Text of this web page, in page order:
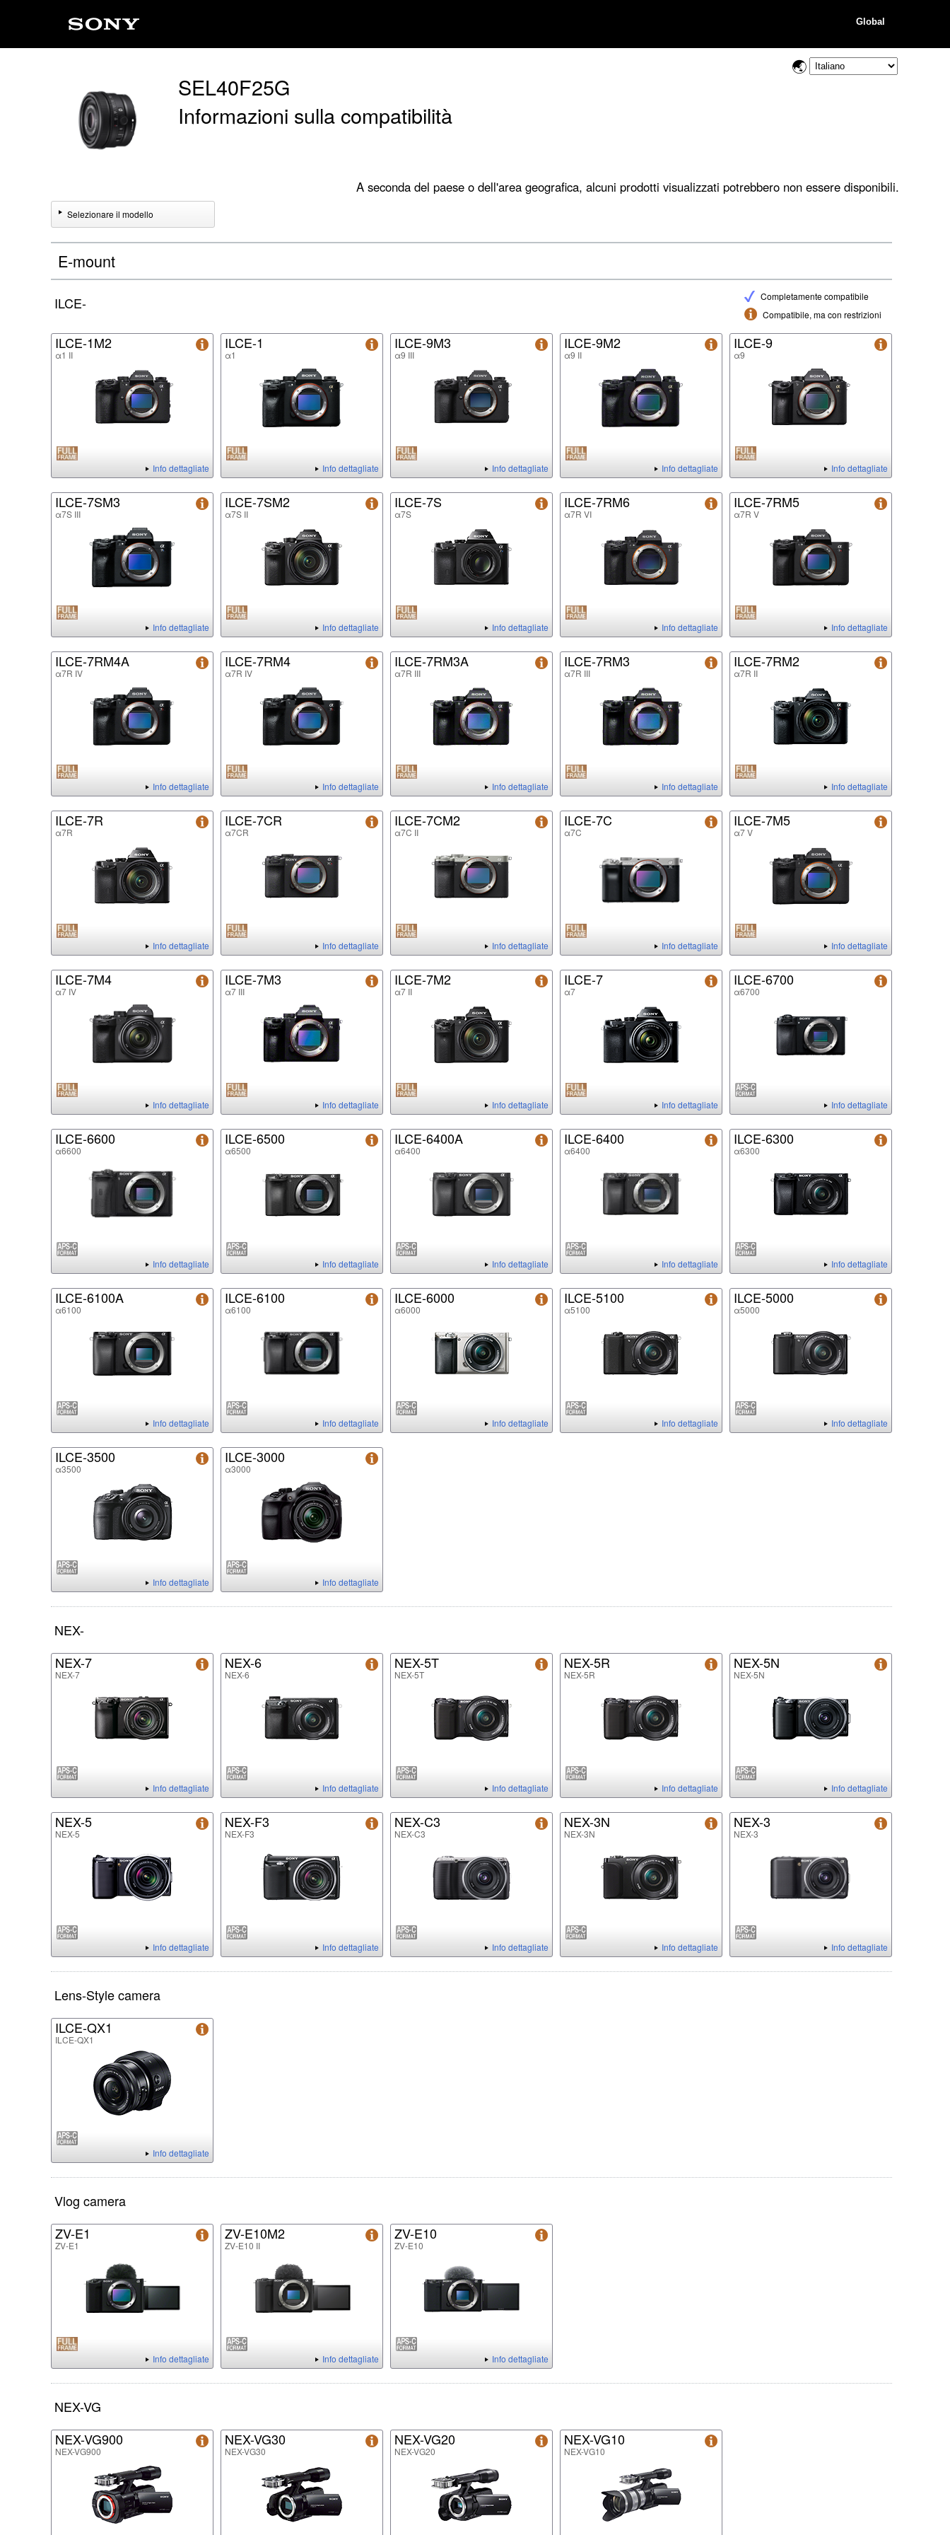
Global
SEL40F25G
Informazioni sulla compatibilità
A seconda del paese o dell'area geografica, alcuni prodotti visualizzati potrebbero non essere disponibili.
Selezionare il modello
E-mount
Completamente compatibile
Compatibile, ma con restrizioni
ILCE-
ILCE-1M2
α1 II
Info dettagliate
ILCE-1
α1
Info dettagliate
ILCE-9M3
α9 III
Info dettagliate
ILCE-9M2
α9 II
Info dettagliate
ILCE-9
α9
Info dettagliate
ILCE-7SM3
α7S III
Info dettagliate
ILCE-7SM2
α7S II
Info dettagliate
ILCE-7S
α7S
Info dettagliate
ILCE-7RM6
α7R VI
Info dettagliate
ILCE-7RM5
α7R V
Info dettagliate
ILCE-7RM4A
α7R IV
Info dettagliate
ILCE-7RM4
α7R IV
Info dettagliate
ILCE-7RM3A
α7R III
Info dettagliate
ILCE-7RM3
α7R III
Info dettagliate
ILCE-7RM2
α7R II
Info dettagliate
ILCE-7R
α7R
Info dettagliate
ILCE-7CR
α7CR
Info dettagliate
ILCE-7CM2
α7C II
Info dettagliate
ILCE-7C
α7C
Info dettagliate
ILCE-7M5
α7 V
Info dettagliate
ILCE-7M4
α7 IV
Info dettagliate
ILCE-7M3
α7 III
Info dettagliate
ILCE-7M2
α7 II
Info dettagliate
ILCE-7
α7
Info dettagliate
ILCE-6700
α6700
Info dettagliate
ILCE-6600
α6600
Info dettagliate
ILCE-6500
α6500
Info dettagliate
ILCE-6400A
α6400
Info dettagliate
ILCE-6400
α6400
Info dettagliate
ILCE-6300
α6300
Info dettagliate
ILCE-6100A
α6100
Info dettagliate
ILCE-6100
α6100
Info dettagliate
ILCE-6000
α6000
Info dettagliate
ILCE-5100
α5100
Info dettagliate
ILCE-5000
α5000
Info dettagliate
ILCE-3500
α3500
Info dettagliate
ILCE-3000
α3000
Info dettagliate
NEX-
NEX-7
NEX-7
Info dettagliate
NEX-6
NEX-6
Info dettagliate
NEX-5T
NEX-5T
Info dettagliate
NEX-5R
NEX-5R
Info dettagliate
NEX-5N
NEX-5N
Info dettagliate
NEX-5
NEX-5
Info dettagliate
NEX-F3
NEX-F3
Info dettagliate
NEX-C3
NEX-C3
Info dettagliate
NEX-3N
NEX-3N
Info dettagliate
NEX-3
NEX-3
Info dettagliate
Lens-Style camera
ILCE-QX1
ILCE-QX1
Info dettagliate
Vlog camera
ZV-E1
ZV-E1
Info dettagliate
ZV-E10M2
ZV-E10 II
Info dettagliate
ZV-E10
ZV-E10
Info dettagliate
NEX-VG
NEX-VG900
NEX-VG900
NEX-VG30
NEX-VG30
NEX-VG20
NEX-VG20
NEX-VG10
NEX-VG10